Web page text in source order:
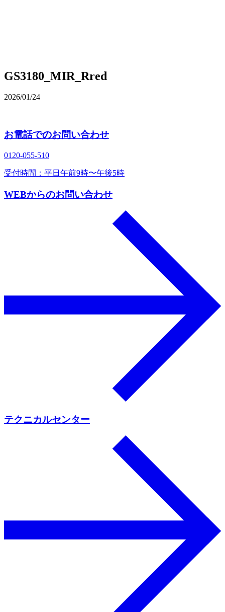
GS3180_MIR_Rred
2026/01/24
お電話でのお問い合わせ
0120‐055‐510
受付時間：平日午前9時〜午後5時
WEBからのお問い合わせ
テクニカルセンター